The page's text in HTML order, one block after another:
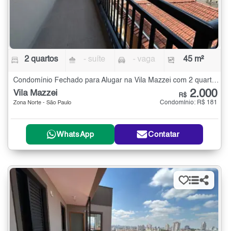
2 quartos - suíte - vaga 45 m²
Condomínio Fechado para Alugar na Vila Mazzei com 2 quartos - 45 m²
Vila Mazzei
Zona Norte - São Paulo
R$ 2.000
Condomínio: R$ 181
WhatsApp Contatar